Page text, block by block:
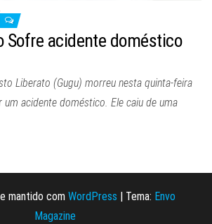
Sofre acidente doméstico
Liberato (Gugu) morreu nesta quinta-feira
acidente doméstico. Ele caiu de uma
mantido com WordPress | Tema: Envo
Magazine